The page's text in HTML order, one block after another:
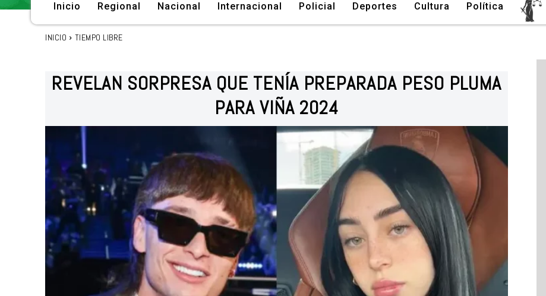
Inicio Regional Nacional Internacional Policial Deportes Cultura Política
INICIO TIEMPO LIBRE
REVELAN SORPRESA QUE TENÍA PREPARADA PESO PLUMA
PARA VIÑA 2024